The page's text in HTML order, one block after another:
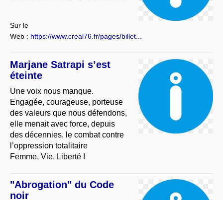
Sur le
Web : https://www.creal76.fr/pages/billet...
Marjane Satrapi s’est
éteinte
Une voix nous manque.
Engagée, courageuse, porteuse
des valeurs que nous défendons,
elle menait avec force, depuis
des décennies, le combat contre
l’oppression totalitaire
Femme, Vie, Liberté !
"Abrogation" du Code
noir